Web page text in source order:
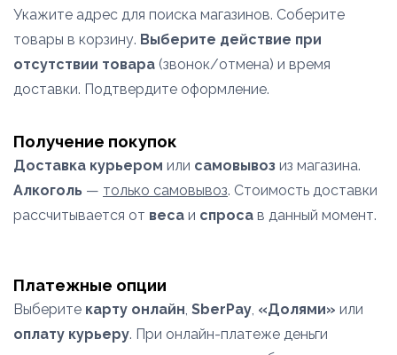
Укажите адрес для поиска магазинов. Соберите
товары в корзину. Выберите действие при
отсутствии товара (звонок/отмена) и время
доставки. Подтвердите оформление.
Получение покупок
Доставка курьером или самовывоз из магазина.
Алкоголь — только самовывоз. Стоимость доставки
рассчитывается от веса и спроса в данный момент.
Платежные опции
Выберите карту онлайн, SberPay, «Долями» или
оплату курьеру. При онлайн-платеже деньги